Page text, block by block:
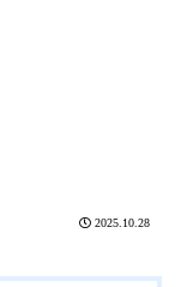
2025.10.28